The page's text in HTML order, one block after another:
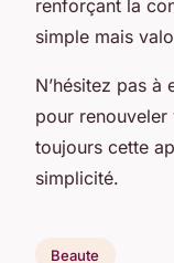
renforçant la
simple mais
N’hésitez pas
pour
toujours cette
simplicité.
Beaute